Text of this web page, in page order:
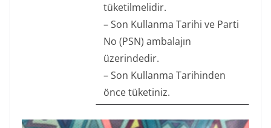
tüketilmelidir.
– Son Kullanma Tarihi ve Parti
No (PSN) ambalajın
üzerindedir.
– Son Kullanma Tarihinden
önce tüketiniz.